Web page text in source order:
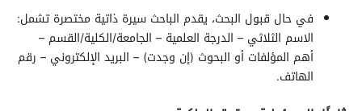
في حال قبول البحث، يقدم الباحث سيرة ذاتية مختصرة تشمل:
الاسم الثلاثي – الدرجة العلمية – الجامعة/الكلية/القسم –
أهم المؤلفات أو البحوث (إن وجدت) – البريد الإلكتروني – رقم
الهاتف.